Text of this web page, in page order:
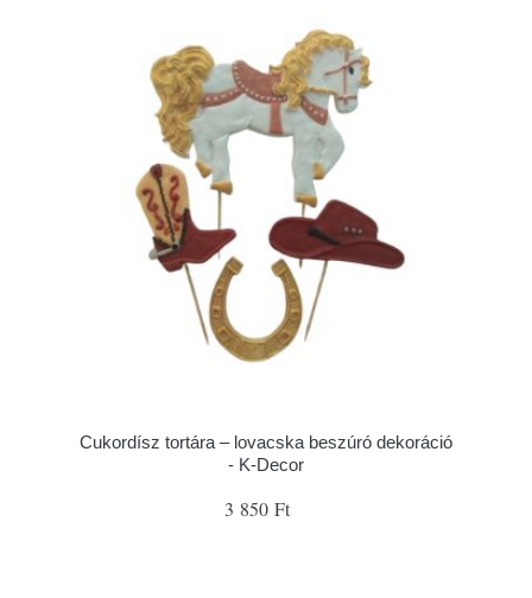
Cukordísz tortára – lovacska beszúró dekoráció
- K-Decor
3 850 Ft